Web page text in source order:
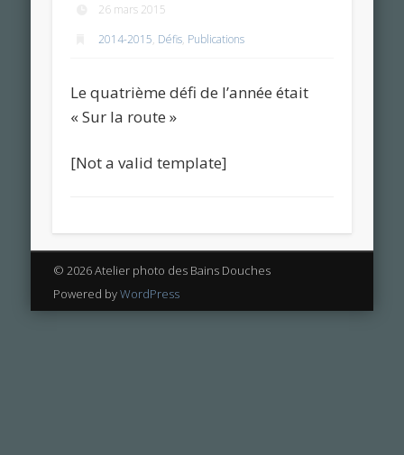
26 mars 2015
2014-2015, Défis, Publications
Le quatrième défi de l’année était
« Sur la route »
[Not a valid template]
© 2026 Atelier photo des Bains Douches
Powered byWordPress